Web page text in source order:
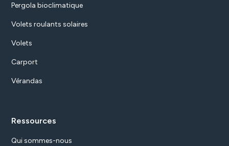
Pergola bioclimatique
Volets roulants solaires
Volets
Carport
Vérandas
Ressources
Qui sommes-nous